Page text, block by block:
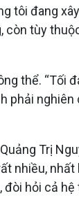
tôi đang
còn tùy
thể. “Tối
phải
Trị
nhiều, nhất
hỏi cả